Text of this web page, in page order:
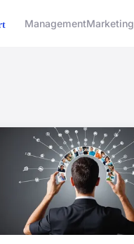
ManagementMarketing